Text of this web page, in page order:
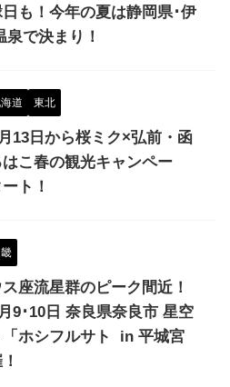
も！今年の夏は静岡県･伊
泉で決まり！
道 東北
13日から桜ミク×弘前・函
こ春の観光キャンペー
ト！
座流星群のピーク間近！
9･10日 奈良県奈良市 星空
「ホシフルサト in 平城宮